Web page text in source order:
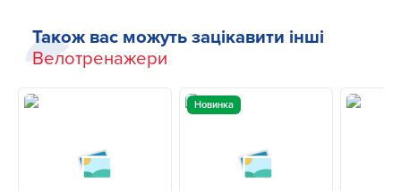
Також вас можуть зацікавити інші
Велотренажери
Новинка